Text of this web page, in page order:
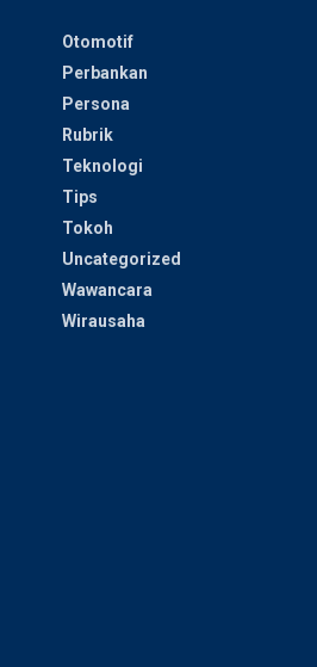
Otomotif
Perbankan
Persona
Rubrik
Teknologi
Tips
Tokoh
Uncategorized
Wawancara
Wirausaha